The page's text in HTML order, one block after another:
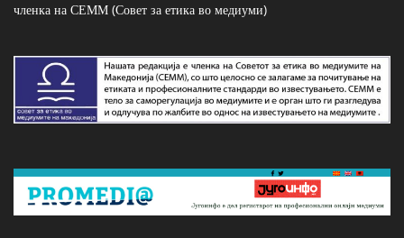
членка на СЕММ (Совет за етика во медиуми)